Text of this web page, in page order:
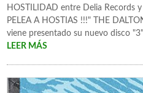
HOSTILIDAD entre Delia Records y
PELEA A HOSTIAS !!!" THE
viene presentado su nuevo disco
LEER MÁS